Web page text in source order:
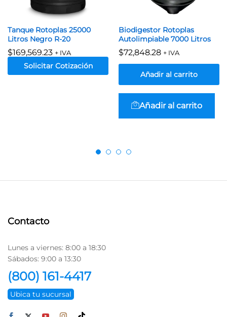
Tanque Rotoplas 25000
Litros Negro R-20
$169,569.23 + IVA
Solicitar Cotización
Biodigestor Rotoplas
Autolimpiable 7000 Litros
$72,848.28 + IVA
Añadir al carrito
Añadir al carrito
Contacto
Lunes a viernes: 8:00 a 18:30
Sábados: 9:00 a 13:30
(800) 161-4417
Ubica tu sucursal